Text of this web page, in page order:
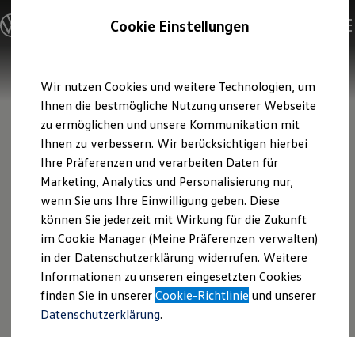
Hauptinhalt
springen
Footer
springen
Modelle und Konfigurator
Konfigurator
Modelle vergleichen
Elektroautos
ENERGY Sondermodelle
Nutzfahrzeuge
SUV und CUV
Familienautos
Kombis
Kompaktwagen
Sportwagen
Schnell verfügbare Fahrzeuge
Angebote und Produkte
Aktuelle Angebote
E-Auto-Förderung
Volkswagen Marktplatz
Die ENERGY Sondermodelle
Junge Gebrauchtwagen und Gebrauchtwagen
Volkswagen Zertifizierte Gebrauchtwagen
Elektromobilität bei Gebrauchtwagen
Cookie Einstellungen
Wir nutzen Cookies und weitere Technologien, um
Ihnen die bestmögliche Nutzung unserer Webseite
zu ermöglichen und unsere Kommunikation mit
Ihnen zu verbessern. Wir berücksichtigen hierbei
Ihre Präferenzen und verarbeiten Daten für
Marketing, Analytics und Personalisierung nur,
wenn Sie uns Ihre Einwilligung geben. Diese
können Sie jederzeit mit Wirkung für die Zukunft
im Cookie Manager (Meine Präferenzen verwalten)
in der Datenschutzerklärung widerrufen. Weitere
Informationen zu unseren eingesetzten Cookies
finden Sie in unsererCookie-Richtlinie und unserer
Datenschutzerklärung.